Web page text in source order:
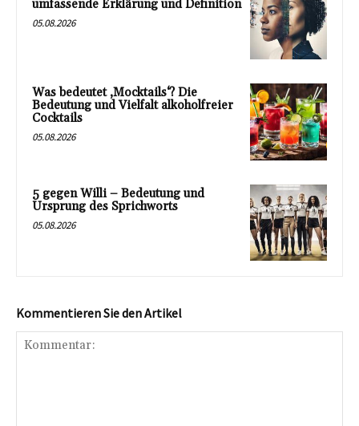
umfassende Erklärung und Definition
05.08.2026
Was bedeutet ‚Mocktails‘? Die
Bedeutung und Vielfalt alkoholfreier
Cocktails
05.08.2026
5 gegen Willi – Bedeutung und
Ursprung des Sprichworts
05.08.2026
Kommentieren Sie den Artikel